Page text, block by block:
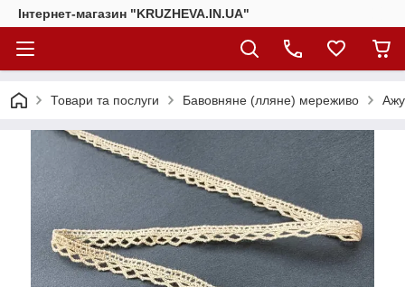
Інтернет-магазин "KRUZHEVA.IN.UA"
Товари та послуги Бавовняне (лляне) мереживо